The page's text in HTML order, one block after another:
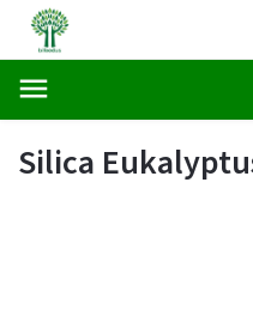
Silica